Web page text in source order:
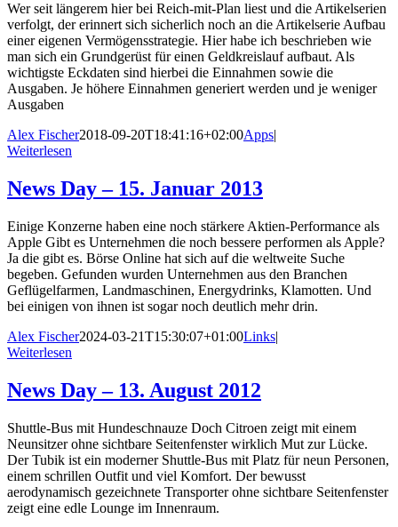
Wer seit längerem hier bei Reich-mit-Plan liest und die Artikelserien
verfolgt, der erinnert sich sicherlich noch an die Artikelserie Aufbau
einer eigenen Vermögensstrategie. Hier habe ich beschrieben wie
man sich ein Grundgerüst für einen Geldkreislauf aufbaut. Als
wichtigste Eckdaten sind hierbei die Einnahmen sowie die
Ausgaben. Je höhere Einnahmen generiert werden und je weniger
Ausgaben
Alex Fischer2018-09-20T18:41:16+02:00Apps
Weiterlesen
News Day – 15. Januar 2013
Einige Konzerne haben eine noch stärkere Aktien-Performance als
Apple Gibt es Unternehmen die noch bessere performen als Apple?
Ja die gibt es. Börse Online hat sich auf die weltweite Suche
begeben. Gefunden wurden Unternehmen aus den Branchen
Geflügelfarmen, Landmaschinen, Energydrinks, Klamotten. Und
bei einigen von ihnen ist sogar noch deutlich mehr drin.
Alex Fischer2024-03-21T15:30:07+01:00Links|
Weiterlesen
News Day – 13. August 2012
Shuttle-Bus mit Hundeschnauze Doch Citroen zeigt mit einem
Neunsitzer ohne sichtbare Seitenfenster wirklich Mut zur Lücke.
Der Tubik ist ein moderner Shuttle-Bus mit Platz für neun Personen,
einem schrillen Outfit und viel Komfort. Der bewusst
aerodynamisch gezeichnete Transporter ohne sichtbare Seitenfenster
zeigt eine edle Lounge im Innenraum.